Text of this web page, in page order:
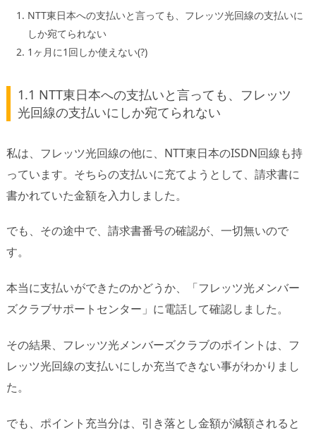
NTT東日本への支払いと言っても、フレッツ光回線の支払いに
しか宛てられない
1ヶ月に1回しか使えない(?)
1.1 NTT東日本への支払いと言っても、フレッツ
光回線の支払いにしか宛てられない
私は、フレッツ光回線の他に、NTT東日本のISDN回線も持
っています。そちらの支払いに充てようとして、請求書に
書かれていた金額を入力しました。
でも、その途中で、請求書番号の確認が、一切無いので
す。
本当に支払いができたのかどうか、「フレッツ光メンバー
ズクラブサポートセンター」に電話して確認しました。
その結果、フレッツ光メンバーズクラブのポイントは、フ
レッツ光回線の支払いにしか充当できない事がわかりまし
た。
でも、ポイント充当分は、引き落とし金額が減額されると